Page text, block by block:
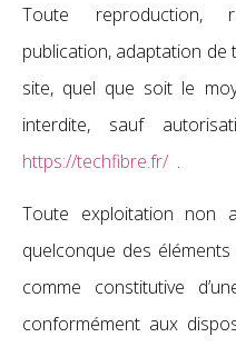
Toute reproduction,
publication, adaptation
site, quel que soit le
interdite, sauf
https://techfibre.fr/ .
Toute exploitation non
quelconque des
comme constitutive
conformément aux